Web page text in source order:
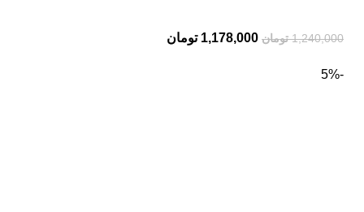
1,240,000 تومان 1,178,000 تومان
-5%